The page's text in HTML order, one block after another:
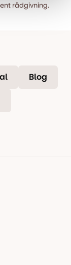
rådgivning.
Blog